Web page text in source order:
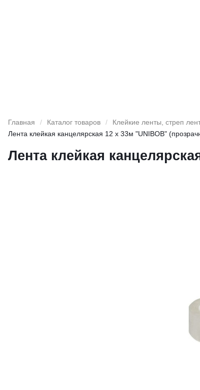
Главная / Каталог товаров / Клейкие ленты, стреп
Лента клейкая канцелярская 12 х 33м "UNIBOB"
Лента клейкая